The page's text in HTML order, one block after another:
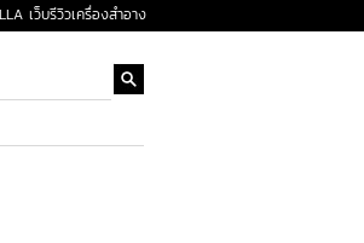
เว็บรีวิวเครื่องสำอาง